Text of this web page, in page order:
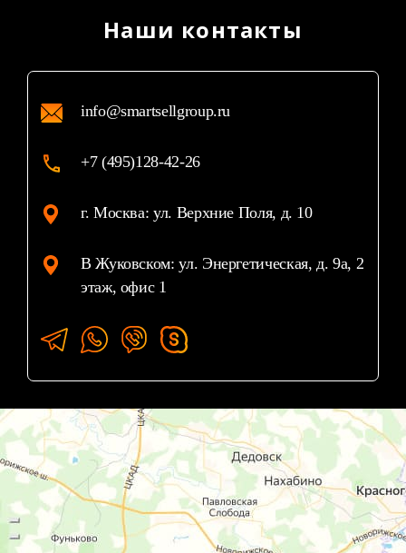
Наши контакты
info@smartsellgroup.ru
+7 (495)128-42-26
г. Москва: ул. Верхние Поля, д. 10
В Жуковском: ул. Энергетическая, д. 9а, 2
этаж, офис 1